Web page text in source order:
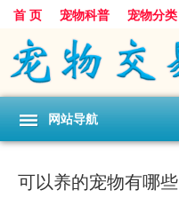
首 页 宠物科普 宠物分类
网站导航
可以养的宠物有哪些